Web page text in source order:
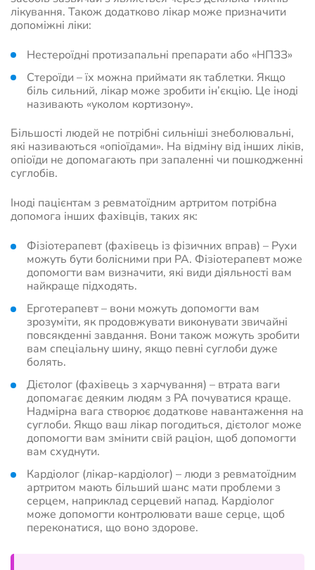
лікування. Також додатково лікар може призначити
допоміжні ліки:
Нестероїдні протизапальні препарати або «НПЗЗ»
Стероїди – їх можна приймати як таблетки. Якщо
біль сильний, лікар може зробити ін’єкцію. Це іноді
називають «уколом кортизону».
Більшості людей не потрібні сильніші знеболювальні,
які називаються «опіоїдами». На відміну від інших ліків,
опіоїди не допомагають при запаленні чи пошкодженні
суглобів.
Іноді пацієнтам з ревматоїдним артритом потрібна
допомога інших фахівців, таких як:
Фізіотерапевт (фахівець із фізичних вправ) – Рухи
можуть бути болісними при РА. Фізіотерапевт може
допомогти вам визначити, які види діяльності вам
найкраще підходять.
Ерготерапевт – вони можуть допомогти вам
зрозуміти, як продовжувати виконувати звичайні
повсякденні завдання. Вони також можуть зробити
вам спеціальну шину, якщо певні суглоби дуже
болять.
Дієтолог (фахівець з харчування) – втрата ваги
допомагає деяким людям з РА почуватися краще.
Надмірна вага створює додаткове навантаження на
суглоби. Якщо ваш лікар погодиться, дієтолог може
допомогти вам змінити свій раціон, щоб допомогти
вам схуднути.
Кардіолог (лікар-кардіолог) – люди з ревматоїдним
артритом мають більший шанс мати проблеми з
серцем, наприклад серцевий напад. Кардіолог
може допомогти контролювати ваше серце, щоб
переконатися, що воно здорове.